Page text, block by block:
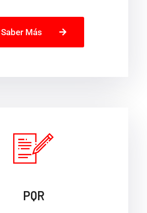
Saber Más
PQR